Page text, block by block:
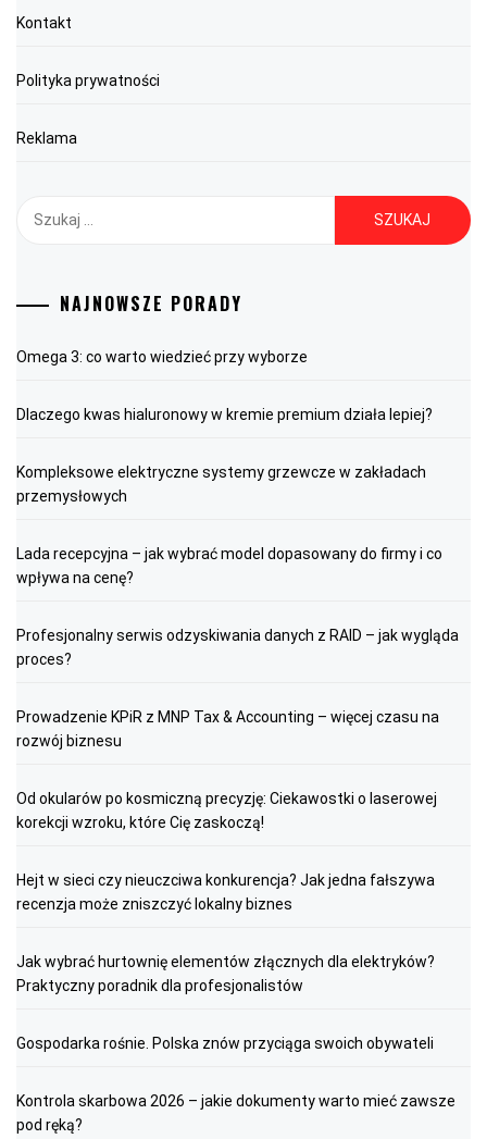
Kontakt
Polityka prywatności
Reklama
NAJNOWSZE PORADY
Omega 3: co warto wiedzieć przy wyborze
Dlaczego kwas hialuronowy w kremie premium działa lepiej?
Kompleksowe elektryczne systemy grzewcze w zakładach
przemysłowych
Lada recepcyjna – jak wybrać model dopasowany do firmy i co
wpływa na cenę?
Profesjonalny serwis odzyskiwania danych z RAID – jak wygląda
proces?
Prowadzenie KPiR z MNP Tax & Accounting – więcej czasu na
rozwój biznesu
Od okularów po kosmiczną precyzję: Ciekawostki o laserowej
korekcji wzroku, które Cię zaskoczą!
Hejt w sieci czy nieuczciwa konkurencja? Jak jedna fałszywa
recenzja może zniszczyć lokalny biznes
Jak wybrać hurtownię elementów złącznych dla elektryków?
Praktyczny poradnik dla profesjonalistów
Gospodarka rośnie. Polska znów przyciąga swoich obywateli
Kontrola skarbowa 2026 – jakie dokumenty warto mieć zawsze
pod ręką?